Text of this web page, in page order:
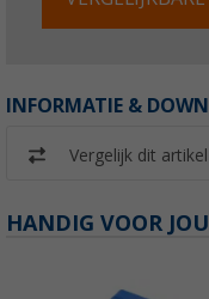
INFORMATIE &
Vergelijk dit artikel
HANDIG VOOR